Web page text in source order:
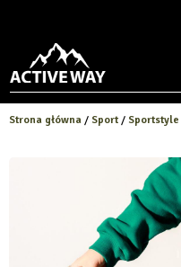
Strona główna / Sport / Sportstyle